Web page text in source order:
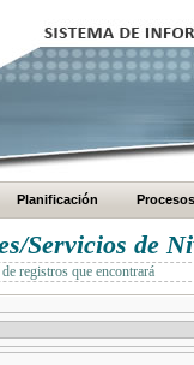
Planificación Procesos
Servicios de
registros que encontrará